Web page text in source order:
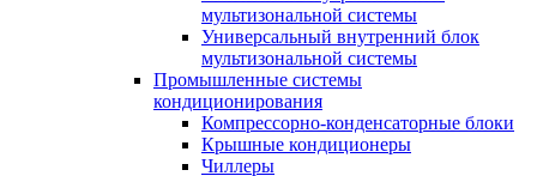
мультизональной системы
Универсальный внутренний блок
мультизональной системы
Промышленные системы
кондиционирования
Компрессорно-конденсаторные блоки
Крышные кондиционеры
Чиллеры